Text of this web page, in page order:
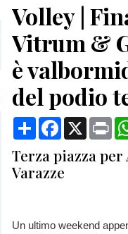
Volley |
Vitrum &
è
del podio
CondividiFacebook
X
Terza piazza
Varazze
Un ultimo weekend